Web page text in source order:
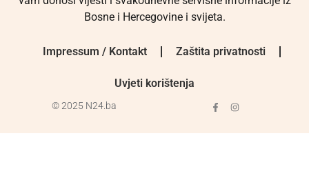
Bosne i Hercegovine i svijeta.
Impressum / Kontakt Zaštita privatnosti
Uvjeti korištenja
© 2025 N24.ba